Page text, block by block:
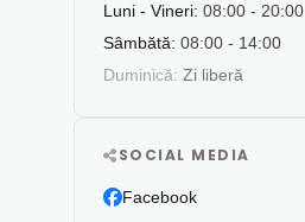
Luni - Vineri: 08:00 - 20:00
Sâmbătă: 08:00 - 14:00
Duminică: Zi liberă
SOCIAL MEDIA
Facebook